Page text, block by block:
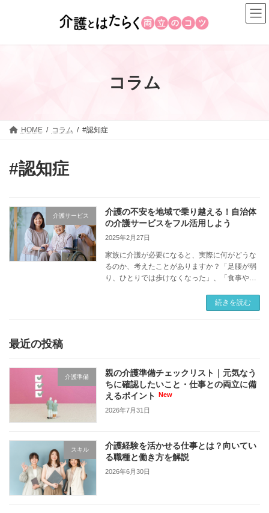
コラム
HOME コラム #認知症
#認知症
介護サービス
介護の不安を地域で乗り越える！自治体
の介護サービスをフル活用しよう
2025年2月27日
家族に介護が必要になると、実際に何がどうな
るのか、考えたことがありますか？「足腰が弱
り、ひとりでは歩けなくなった」、「食事や入
出ており、ひとりで留守番させることが難しく
なった」など、介護にはさまざまなケースがあ
続きを読む
最近の投稿
介護準備
親の介護準備チェックリスト｜元気なう
ちに確認したいこと・仕事との両立に備
えるポイント
2026年7月31日
スキル
介護経験を活かせる仕事とは？向いてい
る職種と働き方を解説
2026年6月30日